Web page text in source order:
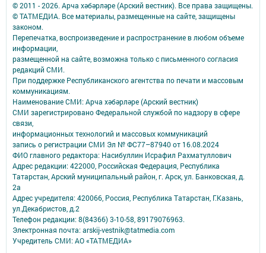
© 2011 - 2026. Арча хәбәрләре (Арский вестник). Все права защищены.
© ТАТМЕДИА. Все материалы, размещенные на сайте, защищены
законом.
Перепечатка, воспроизведение и распространение в любом объеме
информации,
размещенной на сайте, возможна только с письменного согласия
редакций СМИ.
При поддержке Республиканского агентства по печати и массовым
коммуникациям.
Наименование СМИ: Арча хәбәрләре (Арский вестник)
СМИ зарегистрировано Федеральной службой по надзору в сфере
связи,
информационных технологий и массовых коммуникаций
запись о регистрации СМИ Эл № ФС77–87940 от 16.08.2024
ФИО главного редактора: Насибуллин Исрафил Рахматуллович
Адрес редакции: 422000, Российская Федерация, Республика
Татарстан, Арский муниципальный район, г. Арск, ул. Банковская, д.
2а
Адрес учредителя: 420066, Россия, Республика Татарстан, Г.Казань,
ул.Декабристов, д.2
Телефон редакции: 8(84366) 3-10-58, 89179076963.
Электронная почта: arskij-vestnik@tatmedia.com
Учредитель СМИ: АО «ТАТМЕДИА»